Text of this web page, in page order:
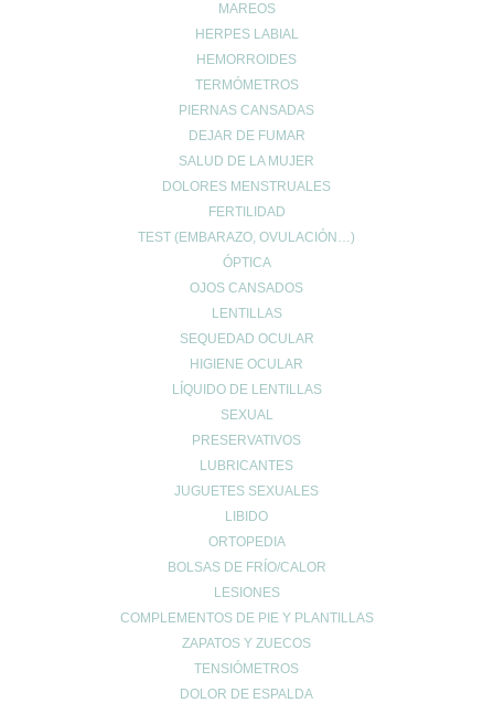
MAREOS
HERPES LABIAL
HEMORROIDES
TERMÓMETROS
PIERNAS CANSADAS
DEJAR DE FUMAR
SALUD DE LA MUJER
DOLORES MENSTRUALES
FERTILIDAD
TEST (EMBARAZO, OVULACIÓN…)
ÓPTICA
OJOS CANSADOS
LENTILLAS
SEQUEDAD OCULAR
HIGIENE OCULAR
LÍQUIDO DE LENTILLAS
SEXUAL
PRESERVATIVOS
LUBRICANTES
JUGUETES SEXUALES
LIBIDO
ORTOPEDIA
BOLSAS DE FRÍO/CALOR
LESIONES
COMPLEMENTOS DE PIE Y PLANTILLAS
ZAPATOS Y ZUECOS
TENSIÓMETROS
DOLOR DE ESPALDA
CONTACTO
622904490
info@farmaciaromerosagunto.com
HORARIO
De Lunes a Viernes
de 9:00h a 14:00h
MI ESPACIO
Cuenta de usuario
Carrito de compra
INFO LEGAL
Aviso Copyright